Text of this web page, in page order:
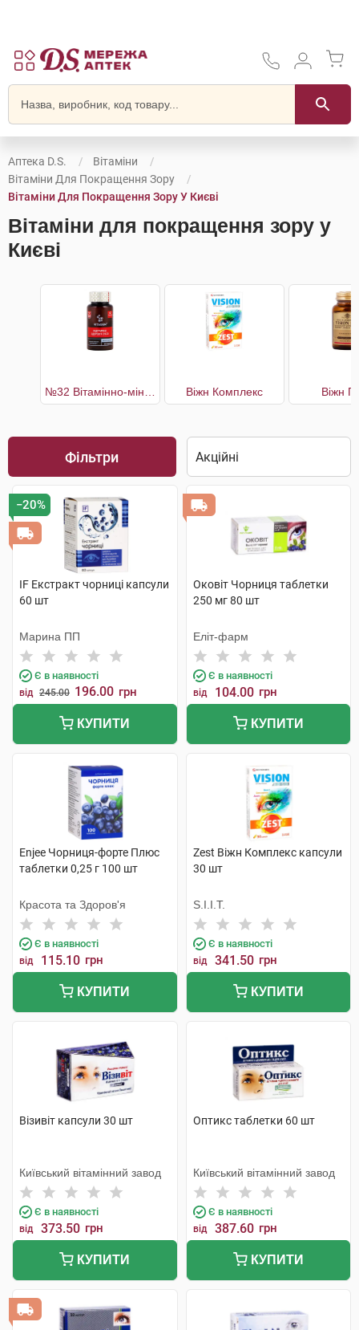
Аптека D.S.
Вітаміни
Вітаміни Для Покращення Зору
Вітаміни Для Покращення Зору У Києві
Вітаміни для покращення зору у
Києві
Віжн Комплекс Віжн
Фільтри
−20%
IF Екстракт чорниці капсули
60 шт
Марина ПП
Є в наявності
від 245.00 196.00 грн
КУПИТИ
Оковіт Чорниця таблетки
250 мг 80 шт
Еліт-фарм
Є в наявності
від 104.00 грн
КУПИТИ
Enjee Чорниця-форте Плюс
таблетки 0,25 г 100 шт
Красота та Здоров'я
Є в наявності
від 115.10 грн
КУПИТИ
Zest Віжн Комплекс капсули
30 шт
S.I.I.T.
Є в наявності
від 341.50 грн
КУПИТИ
Візивіт капсули 30 шт
Київський вітамінний завод
Є в наявності
від 373.50 грн
КУПИТИ
Оптикс таблетки 60 шт
Київський вітамінний завод
Є в наявності
від 387.60 грн
КУПИТИ